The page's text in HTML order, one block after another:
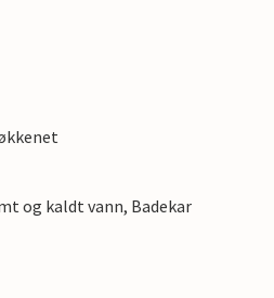
og kaldt vann, Badekar